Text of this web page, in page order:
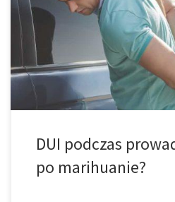
wpływem – narkotyków lub alkoholu.
dostać DUI podczas prowadzenia
się uprawnienia do stosowania jej?
TAK. Według
DUI podczas
po marihuanie?